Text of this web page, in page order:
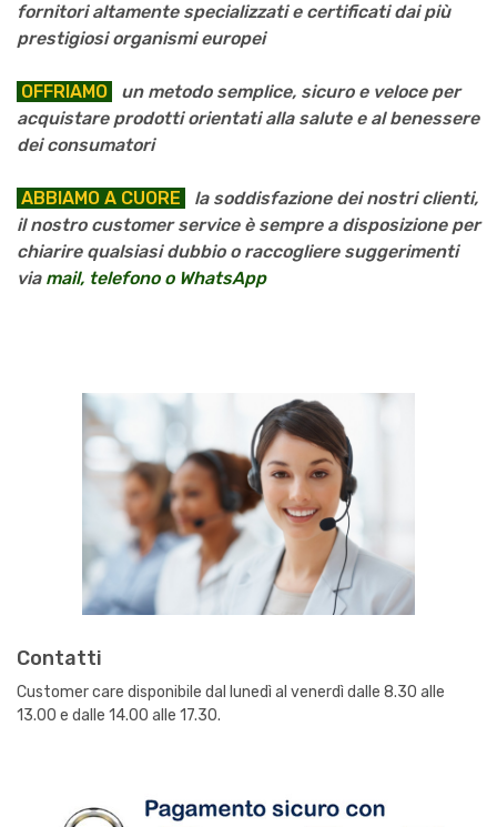
fornitori altamente specializzati e certificati dai più
prestigiosi organismi europei
OFFRIAMO
un metodo semplice, sicuro e veloce per
acquistare prodotti orientati alla salute e al benessere
dei consumatori
ABBIAMO A CUORE
la soddisfazione dei nostri clienti,
il nostro customer service è sempre a disposizione per
chiarire qualsiasi dubbio o raccogliere suggerimenti
via mail, telefono o WhatsApp
Contatti
Customer care disponibile dal lunedì al venerdì dalle 8.30 alle
13.00 e dalle 14.00 alle 17.30.